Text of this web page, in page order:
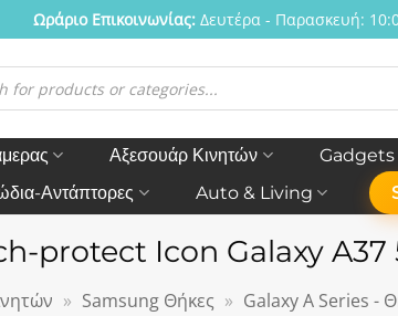
Ωράριο Eπικοινωνίας:Δευτέρα - Παρασκευή:
Αξεσουάρ Κινητών Gadgets
Αντάπτορες
Auto & Living
protect Icon Galaxy
» Samsung Θήκες » Galaxy A Series -